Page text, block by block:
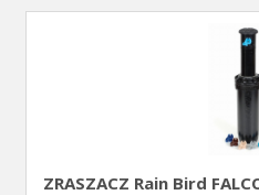
ZRASZACZ Rain Bird